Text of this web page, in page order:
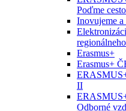
Poďme
Inovujeme a
Erasmus+
Erasmus+
II
Odborné